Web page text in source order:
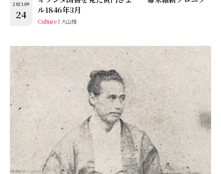
2021.09
24
ル1846年3月
Culture 大山格